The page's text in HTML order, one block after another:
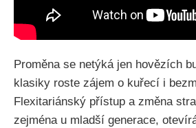
Proměna se netýká jen hovězích
klasiky roste zájem o kuřecí i
Flexitariánský přístup a změna
zejména u mladší generace,